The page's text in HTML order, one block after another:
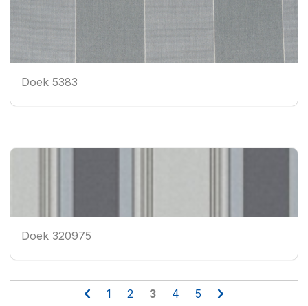
Doek 5383
Doek 320975
1 2 3 4 5